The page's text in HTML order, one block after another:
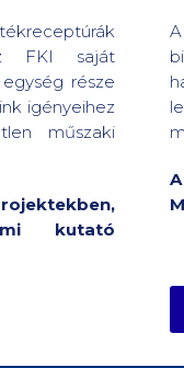
FKI saját
része
igényeihez
műszaki
kutató